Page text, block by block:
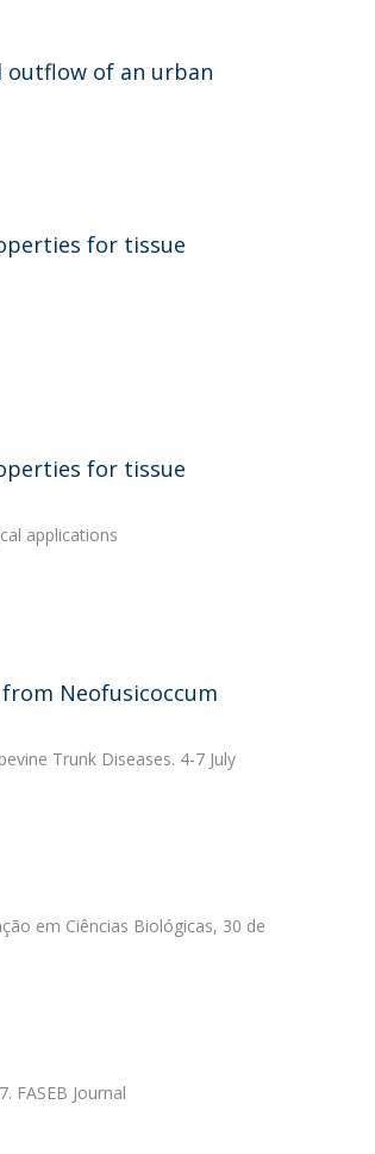
outflow of an urban
for tissue
for tissue
applications
Neofusicoccum
Trunk Diseases. 4-7 July
em Ciências Biológicas, 30 de
FASEB Journal